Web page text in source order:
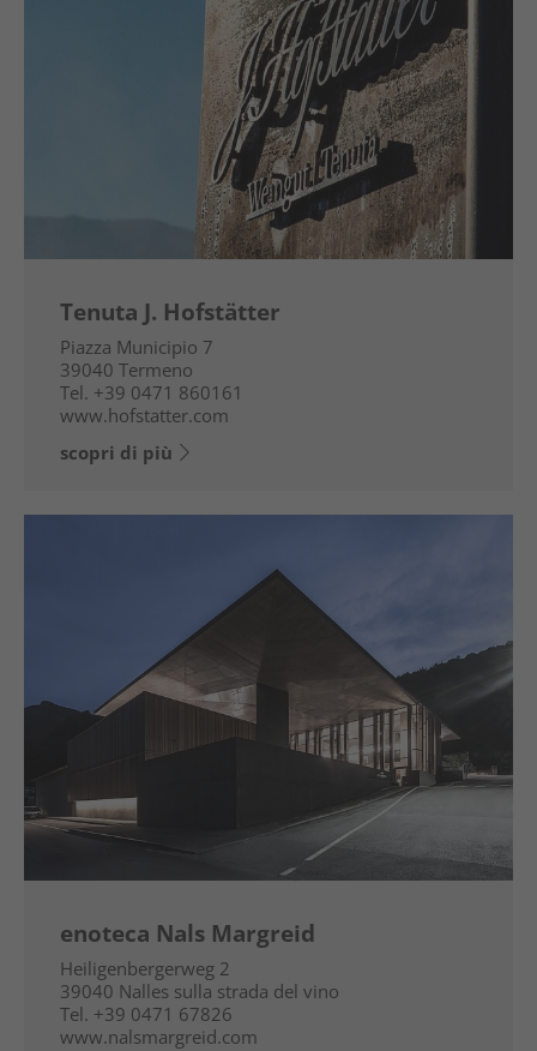
Tenuta J. Hofstätter
Piazza Municipio 7
39040 Termeno
Tel. +39 0471 860161
www.hofstatter.com
scopri di più
enoteca Nals Margreid
Heiligenbergerweg 2
39040 Nalles sulla strada del vino
Tel. +39 0471 67826
www.nalsmargreid.com